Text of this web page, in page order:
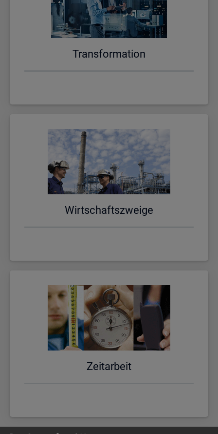
Trans­for­ma­ti­on
Wirt­schafts­zwei­ge
Zeit­ar­beit